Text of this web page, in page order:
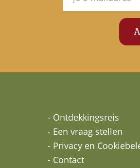
- Ontdekkingsreis
- Een vraag stellen
- Privacy en
- Contact